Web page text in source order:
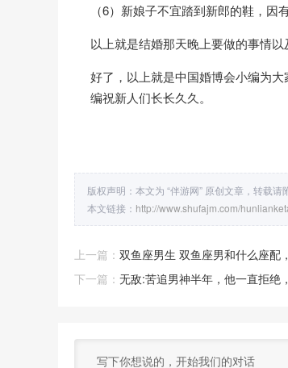
（6）新娘子不宜踏到新郎的鞋，因
以上就是结婚那天晚上要做的事情
好了，以上就是中国婚博会小编为
编祝新人们长长久久。
版权声明：本文为 “伴游网” 原创文章，转载请
本文链接： http://www.shufajm.com/
上一篇： 双鱼座男生 双鱼座男和什么座配
下一篇： 无敌:苦追男神半年，他一直拒绝